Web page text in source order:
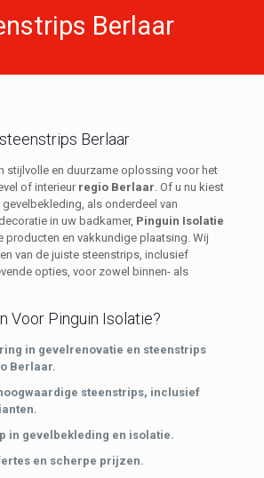
Berlaar
Berlaar
stijlvolle en duurzame oplossing voor het
of interieur regio Berlaar . Of u nu kiest
als onderdeel van
in uw badkamer, Pinguin Isolatie
en vakkundige plaatsing. Wij
van de juiste steenstrips, inclusief
opties, voor zowel binnen- als
Voor Pinguin Isolatie?
in gevelrenovatie en steenstrips
Berlaar.
steenstrips, inclusief
in gevelbekleding en isolatie.
en scherpe prijzen.